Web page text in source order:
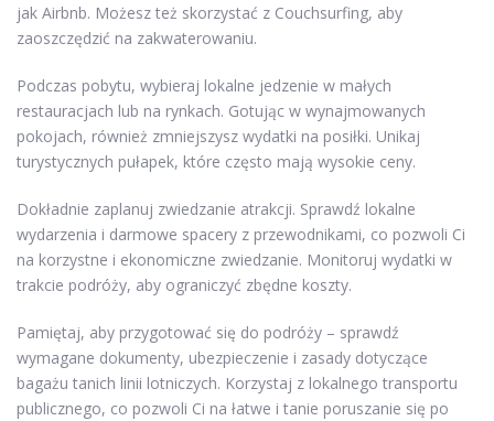
jak Airbnb. Możesz też skorzystać z Couchsurfing, aby
zaoszczędzić na zakwaterowaniu.
Podczas pobytu, wybieraj lokalne jedzenie w małych
restauracjach lub na rynkach. Gotując w wynajmowanych
pokojach, również zmniejszysz wydatki na posiłki. Unikaj
turystycznych pułapek, które często mają wysokie ceny.
Dokładnie zaplanuj zwiedzanie atrakcji. Sprawdź lokalne
wydarzenia i darmowe spacery z przewodnikami, co pozwoli Ci
na korzystne i ekonomiczne zwiedzanie. Monitoruj wydatki w
trakcie podróży, aby ograniczyć zbędne koszty.
Pamiętaj, aby przygotować się do podróży – sprawdź
wymagane dokumenty, ubezpieczenie i zasady dotyczące
bagażu tanich linii lotniczych. Korzystaj z lokalnego transportu
publicznego, co pozwoli Ci na łatwe i tanie poruszanie się po